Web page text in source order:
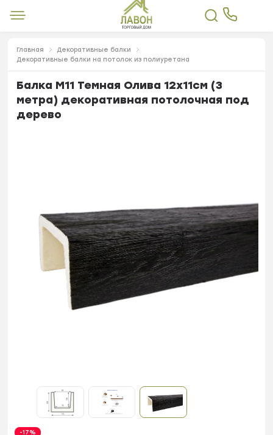
Главная
Декоративные балки
Декоративные балки на потолок из полиуретана
Балка М11 Темная Олива 12х11см (3
метра) декоративная потолочная под
дерево
-17%